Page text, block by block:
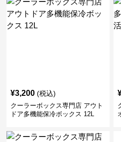
¥3,200 (税込)
クーラーボックス専門店 アウト
ドア多機能保冷ボックス 12L